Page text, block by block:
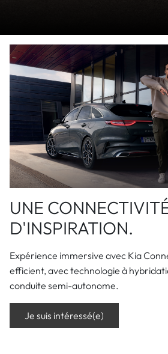
UNE
D'INSPIRATION.
Expérience immersive avec Kia
efficient, avec technologie à
conduite semi-autonome.
Je suis intéressé(e)